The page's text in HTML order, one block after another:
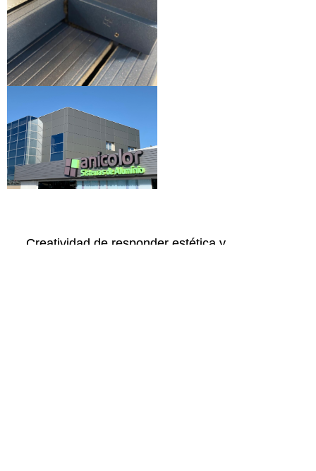
Creatividad de responder estética y